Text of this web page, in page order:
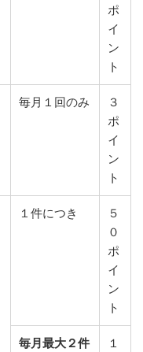
ポ
イ
ン
ト
毎月１回のみ
３
ポ
イ
ン
ト
１件につき
５
０
ポ
イ
ン
ト
毎月最大２件
１